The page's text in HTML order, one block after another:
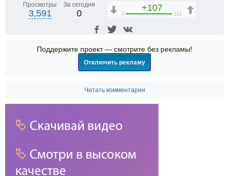
Просмотры
3,591
За сегодня
0
+107
4 111
Поддержите проект — смотрите без рекламы!
Отключить рекламу
Читать комментарии